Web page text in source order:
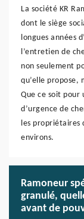
La société KR
dont le siège
longues années
l’entretien de
non seulement
qu’elle propose,
Que ce soit
d’urgence de
les propriétaires
environs.
Ramoneur
granulé,
avant de